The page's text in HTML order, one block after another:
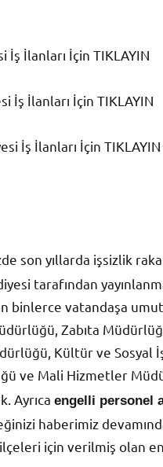
İş İlanları İçin TIKLAYIN
İş İlanları İçin TIKLAYIN
İş İlanları İçin TIKLAYIN
son yıllarda işsizlik
tarafından
binlerce vatandaşa
Zabıta
Kültür ve Sosyal
ve Mali Hizmetler
Ayrıca engelli personel
haberimiz
için verilmiş olan